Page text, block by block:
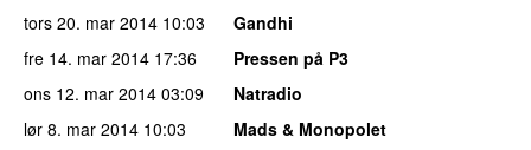
tors 20. mar 2014 10:03
Gandhi
fre 14. mar 2014 17:36
Pressen på P3
ons 12. mar 2014 03:09
Natradio
lør 8. mar 2014 10:03
Mads & Monopolet